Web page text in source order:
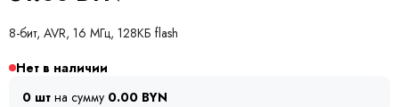
Фоточувствительные элементы
8-бит, AVR, 16 МГц, 128КБ flash
Нет в наличии
0 шт на сумму 0.00 BYN